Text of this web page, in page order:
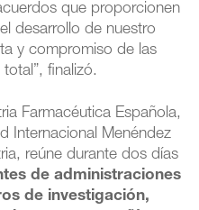
que proporcionen
desarrollo de nuestro
y compromiso de las
finalizó.
Farmacéutica Española,
Internacional Menéndez
reúne durante dos días
de administraciones
de investigación,